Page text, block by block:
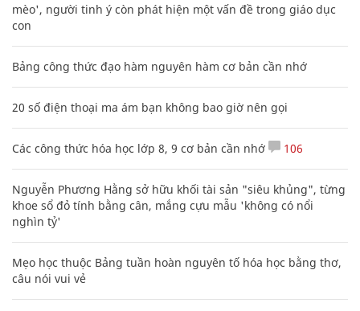
mèo', người tinh ý còn phát hiện một vấn đề trong giáo dục
con
Bảng công thức đạo hàm nguyên hàm cơ bản cần nhớ
20 số điện thoại ma ám bạn không bao giờ nên gọi
Các công thức hóa học lớp 8, 9 cơ bản cần nhớ 106
Nguyễn Phương Hằng sở hữu khối tài sản "siêu khủng", từng
khoe sổ đỏ tính bằng cân, mắng cựu mẫu 'không có nổi
nghìn tỷ'
Mẹo học thuộc Bảng tuần hoàn nguyên tố hóa học bằng thơ,
câu nói vui vẻ